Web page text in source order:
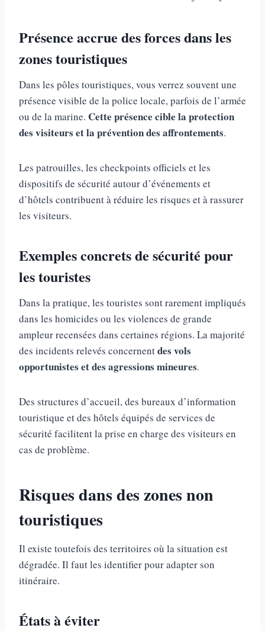
Présence accrue des forces dans les
zones touristiques
Dans les pôles touristiques, vous verrez souvent une
présence visible de la police locale, parfois de l’armée
ou de la marine. Cette présence cible la protection
des visiteurs et la prévention des affrontements.
Les patrouilles, les checkpoints officiels et les
dispositifs de sécurité autour d’événements et
d’hôtels contribuent à réduire les risques et à rassurer
les visiteurs.
Exemples concrets de sécurité pour
les touristes
Dans la pratique, les touristes sont rarement impliqués
dans les homicides ou les violences de grande
ampleur recensées dans certaines régions. La majorité
des incidents relevés concernentdes vols
opportunistes et des agressions mineures.
Des structures d’accueil, des bureaux d’information
touristique et des hôtels équipés de services de
sécurité facilitent la prise en charge des visiteurs en
cas de problème.
Risques dans des zones non
touristiques
Il existe toutefois des territoires où la situation est
dégradée. Il faut les identifier pour adapter son
itinéraire.
États à éviter